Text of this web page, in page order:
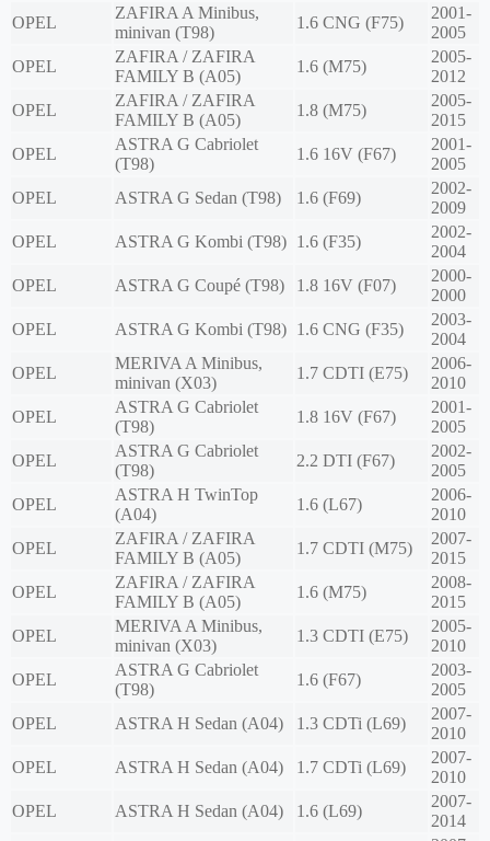
OPEL
ZAFIRA A Minibus,
minivan (T98)
1.6 CNG (F75)
2001-
2005
OPEL
ZAFIRA / ZAFIRA
FAMILY B (A05)
1.6 (M75)
2005-
2012
OPEL
ZAFIRA / ZAFIRA
FAMILY B (A05)
1.8 (M75)
2005-
2015
OPEL
ASTRA G Cabriolet
(T98)
1.6 16V (F67)
2001-
2005
OPEL
ASTRA G Sedan (T98) 1.6 (F69)
2002-
2009
OPEL
ASTRA G Kombi (T98) 1.6 (F35)
2002-
2004
OPEL
ASTRA G Coupé (T98) 1.8 16V (F07)
2000-
2000
OPEL
ASTRA G Kombi (T98) 1.6 CNG (F35)
2003-
2004
OPEL
MERIVA A Minibus,
minivan (X03)
1.7 CDTI (E75)
2006-
2010
OPEL
ASTRA G Cabriolet
(T98)
1.8 16V (F67)
2001-
2005
OPEL
ASTRA G Cabriolet
(T98)
2.2 DTI (F67)
2002-
2005
OPEL
ASTRA H TwinTop
(A04)
1.6 (L67)
2006-
2010
OPEL
ZAFIRA / ZAFIRA
FAMILY B (A05)
1.7 CDTI (M75)
2007-
2015
OPEL
ZAFIRA / ZAFIRA
FAMILY B (A05)
1.6 (M75)
2008-
2015
OPEL
MERIVA A Minibus,
minivan (X03)
1.3 CDTI (E75)
2005-
2010
OPEL
ASTRA G Cabriolet
(T98)
1.6 (F67)
2003-
2005
OPEL
ASTRA H Sedan (A04) 1.3 CDTi (L69)
2007-
2010
OPEL
ASTRA H Sedan (A04) 1.7 CDTi (L69)
2007-
2010
OPEL
ASTRA H Sedan (A04) 1.6 (L69)
2007-
2014